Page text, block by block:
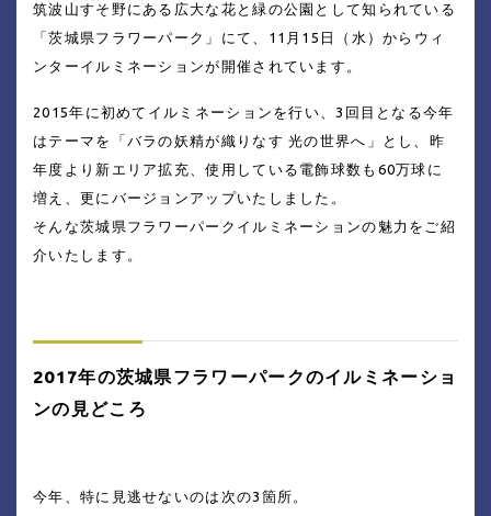
筑波山すそ野にある広大な花と緑の公園として知られている
「茨城県フラワーパーク」にて、11月15日（水）からウィ
ンターイルミネーションが開催されています。
2015年に初めてイルミネーションを行い、3回目となる今年
はテーマを「バラの妖精が織りなす 光の世界へ」とし、昨
年度より新エリア拡充、使用している電飾球数も60万球に
増え、更にバージョンアップいたしました。
そんな茨城県フラワーパークイルミネーションの魅力をご紹
介いたします。
2017年の茨城県フラワーパークのイルミネーショ
ンの見どころ
今年、特に見逃せないのは次の3箇所。